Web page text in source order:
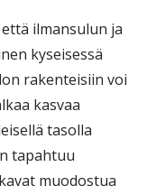
ilmansulun ja
kyseisessä
rakenteisiin voi
kasvaa
tasolla
tapahtuu
muodostua